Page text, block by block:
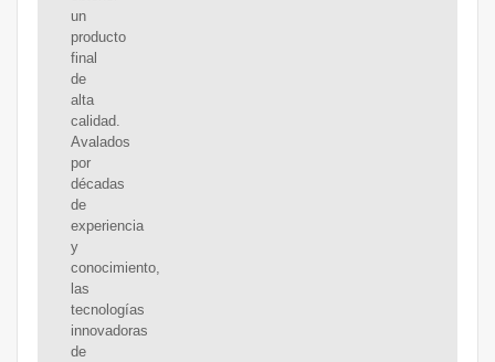
un
producto
final
de
alta
calidad.
Avalados
por
décadas
de
experiencia
y
conocimiento,
las
tecnologías
innovadoras
de